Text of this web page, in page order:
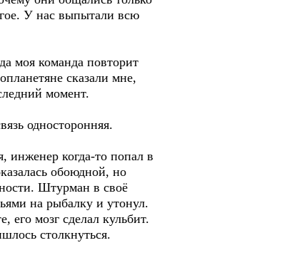
У нас выпытали всю
моя команда повторит
сказали мне,
момент.
односторонняя.
инженер когда-то попал в
обоюдной, но
Штурман в своё
на рыбалку и утонул.
мозг сделал кульбит.
столкнуться.